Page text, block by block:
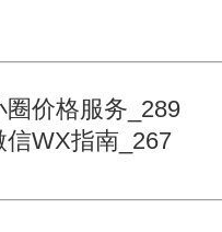
价格服务_289
WX指南_267